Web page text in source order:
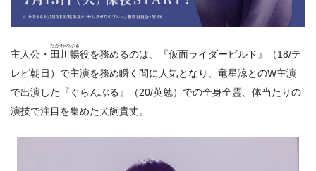
主人公・ 田川暢
たがわのぶる
役を務めるのは、『仮面ライダービルド』（18/テ
レビ朝日）で主演を務め瞬く間に人気となり、竜星涼とのW主演
で出演した『ぐらんぶる』（20/英勉）での全身全霊、体当たりの
演技で注目を集めた犬飼貴丈。